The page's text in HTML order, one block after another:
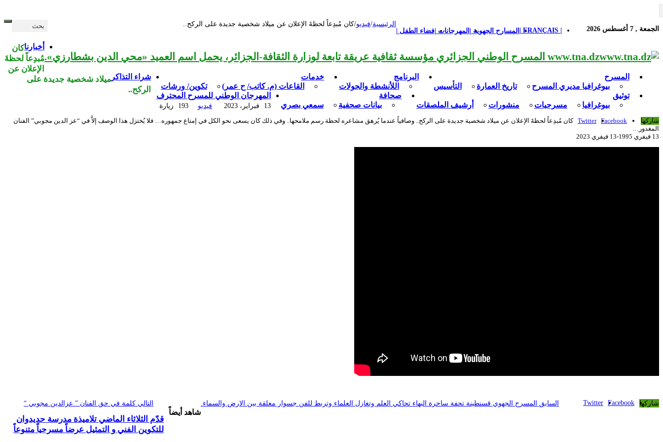
الجمعة , 7 أغسطس 2026 المسارح الجهوية | المهرجانات | فضاء الطفل |
www.tna.dz المسرح الوطني الجزائري مؤسسة ثقافية عريقة تابعة لوزارة الثقافة-الجزائر، يحمل اسم العميد «محي الدين بشطارزي».
أخبارنا
المسرح
بيوغرافيا مديري المسرح
تاريخ العمارة التأسيس
البرنامج
اللأنشطة والجولات
خدمات
القاعات (م. كاتب/ ح عمر)
تكوين/ ورشات
شراء التذاكر
توثيق
بيوغرافيا
مسرحيات منشورات أرشيف الملصقات
صحافة
بيانات صحفية
سمعي بصري
المهرجان الوطني للمسرح المحترف
الرئيسية/فيديو/كان مُبدِعاً لحظةَ الإعلان عن ميلاد شخصية جديدة على الركح..
كان
مُبدِعاً لحظةَ
الإعلان عن
ميلاد شخصية جديدة على
الركح..
13 فبراير، 2023 فيديو
193 زيارة
شاركها
Facebook
Twitter كان مُبدِعاً لحظةَ الإعلان عن ميلاد شخصية جديدة على الركح.. وصافياً عندما يُرهق مشاعره لحظة رسم ملامحها.. وفي ذلك كان يسعى نحو الكل في إمتاع جمهوره… فلا يُختزل هذا الوصف إلاَّ في “عز الدين مجوبي” الفنان
المغدور…
13 فيفري 1995-13 فيفري 2023
شاركها Facebook
Twitter السابق المسرح الجهوي قسنطينة تحفة ساحرة البهاء تحاكي العلم وتغازل العلماء وتربط للفن جسوار معلقة بين الارض والسماء. التالي كلمة في حق الفنان ” عزالدين مجوبي “
شاهد أيضاً
قدّم الثلاثاء الماضي تلاميذة مدرسة حديدوان
للتكوين الفني و التمثيل عرضاً مسرحياً متنوعاً